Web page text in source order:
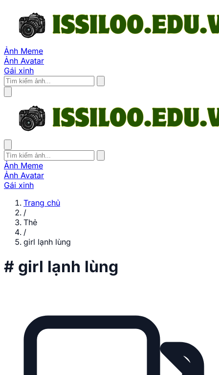
Ảnh Meme
Ảnh Avatar
Gái xinh
Ảnh Meme
Ảnh Avatar
Gái xinh
Trang chủ
/
Thẻ
/
girl lạnh lùng
# girl lạnh lùng